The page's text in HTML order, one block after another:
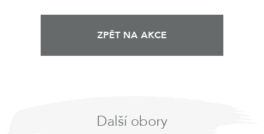
ZPĚT NA AKCE
Další obory